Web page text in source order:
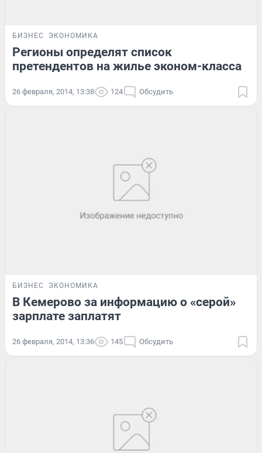
БИЗНЕС ЭКОНОМИКА
Регионы определят список
претендентов на жилье эконом-класса
26 февраля, 2014, 13:38 124 Обсудить
БИЗНЕС ЭКОНОМИКА
В Кемерово за информацию о «серой»
зарплате заплатят
26 февраля, 2014, 13:36 145 Обсудить